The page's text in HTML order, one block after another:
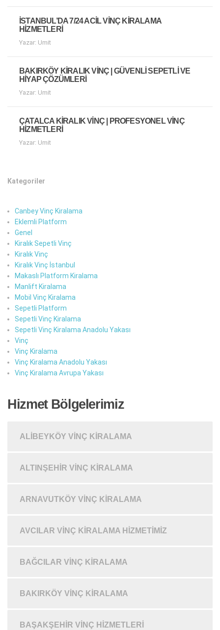
İSTANBUL’DA 7/24 ACIL VINÇ KIRALAMA
HIZMETLERI
Yazar: Umit
BAKIRKÖY KIRALIK VINÇ | GÜVENLI SEPETLI VE
HIYAP ÇÖZÜMLERI
Yazar: Umit
ÇATALCA KIRALIK VINÇ | PROFESYONEL VINÇ
HIZMETLERI
Yazar: Umit
Kategoriler
Canbey Vinç Kiralama
Eklemli Platform
Genel
Kiralık Sepetli Vinç
Kiralık Vinç
Kiralık Vinç İstanbul
Makaslı Platform Kiralama
Manlift Kiralama
Mobil Vinç Kiralama
Sepetli Platform
Sepetli Vinç Kiralama
Sepetli Vinç Kiralama Anadolu Yakası
Vinç
Vinç Kiralama
Vinç Kiralama Anadolu Yakası
Vinç Kiralama Avrupa Yakası
Hizmet Bölgelerimiz
ALIBEYKÖY VINÇ KIRALAMA
ALTINŞEHIR VINÇ KIRALAMA
ARNAVUTKÖY VINÇ KIRALAMA
AVCILAR VINÇ KIRALAMA HIZMETIMIZ
BAĞCILAR VINÇ KIRALAMA
BAKIRKÖY VINÇ KIRALAMA
BAŞAKŞEHIR VINÇ HIZMETLERI